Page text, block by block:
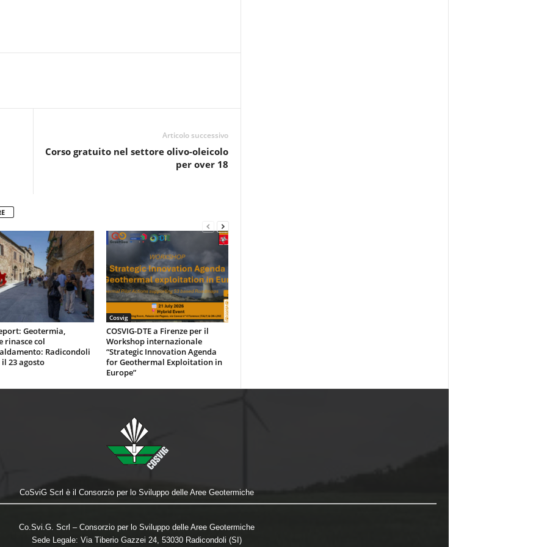
Articolo successivo
Corso gratuito nel settore olivo-oleicolo
per over 18
Geotermia,
rinasce col
Radicondoli
23 agosto
Cosvig
COSVIG-DTE a Firenze per il
Workshop internazionale
“Strategic Innovation Agenda
for Geothermal Exploitation in
Europe”
CoSviG Scrl è il Consorzio per lo Sviluppo delle Aree Geotermiche
Co.Svi.G. Scrl – Consorzio per lo Sviluppo delle Aree Geotermiche
Sede Legale: Via Tiberio Gazzei 24, 53030 Radicondoli (SI)